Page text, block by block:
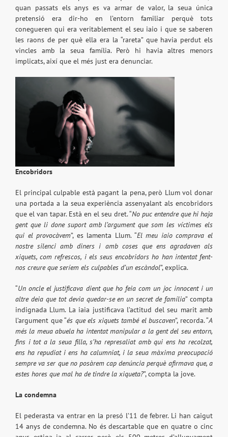
quan passats els anys es va armar de valor, la seua única
pretensió era dir-ho en l’entorn familiar perquè tots
conegueren qui era veritablement el seu iaio i que se saberen
les raons de per què ella era la “rareta” que havia perdut els
vincles amb la seua família. Però hi havia altres menors
implicats, així que el més just era denunciar.
Encobridors
El principal culpable està pagant la pena, però Llum vol donar
una portada a la seua experiència assenyalant als encobridors
que el van tapar. Està en el seu dret. “No puc entendre que hi haja
gent que li done suport amb l’argument que som les víctimes els
qui el provocàvem”, es lamenta Llum. “El meu iaio comprava el
nostre silenci amb diners i amb coses que ens agradaven als
xiquets, com refrescos, i els seus encobridors ho han intentat fent-
nos creure que seríem els culpables d’un escàndol”, explica.
“Un oncle el justificava dient que ho feia com un joc innocent i un
altre deia que tot devia quedar-se en un secret de família” compta
indignada Llum. La iaia justificava l’actitud del seu marit amb
l’argument que “és que els xiquets també el buscaven”, recorda. “A
més la meua abuela ha intentat manipular a la gent del seu entorn,
fins i tot a la seua filla, s’ha represaliat amb qui ens ha recolzat,
ens ha repudiat i ens ha calumniat, i la seua màxima preocupació
sempre va ser que no posàrem cap denúncia perquè afirmava que, a
estes hores que mal ha de tindre la xiqueta?”, compta la jove.
La condemna
El pederasta va entrar en la presó l’11 de febrer. Li han caigut
14 anys de condemna. No és descartable que en quatre o cinc